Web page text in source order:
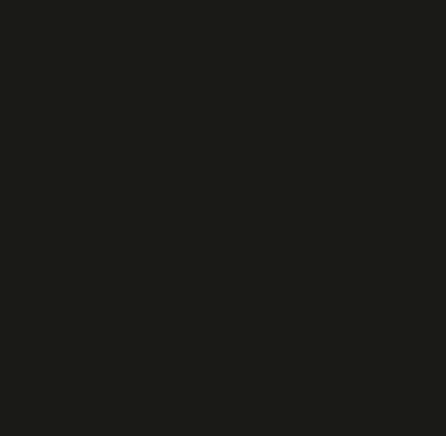
que antecipou recebimento por direitos
A era Almada, plano B Luiz Henrique, plano C
de ser Botafogo'
a fundo por adiantamento de direitos